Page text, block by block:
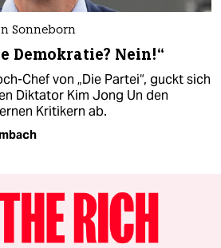
Sonneborn
Demokratie? Nein!“
Chef von „Die Partei“, guckt sich
Diktator Kim Jong Un den
Kritikern ab.